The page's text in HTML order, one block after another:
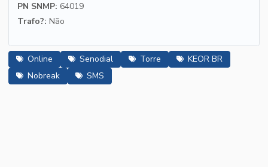
PN SNMP: 64019
Trafo?: Não
Online Senodial Torre
KEOR BR
Nobreak
SMS